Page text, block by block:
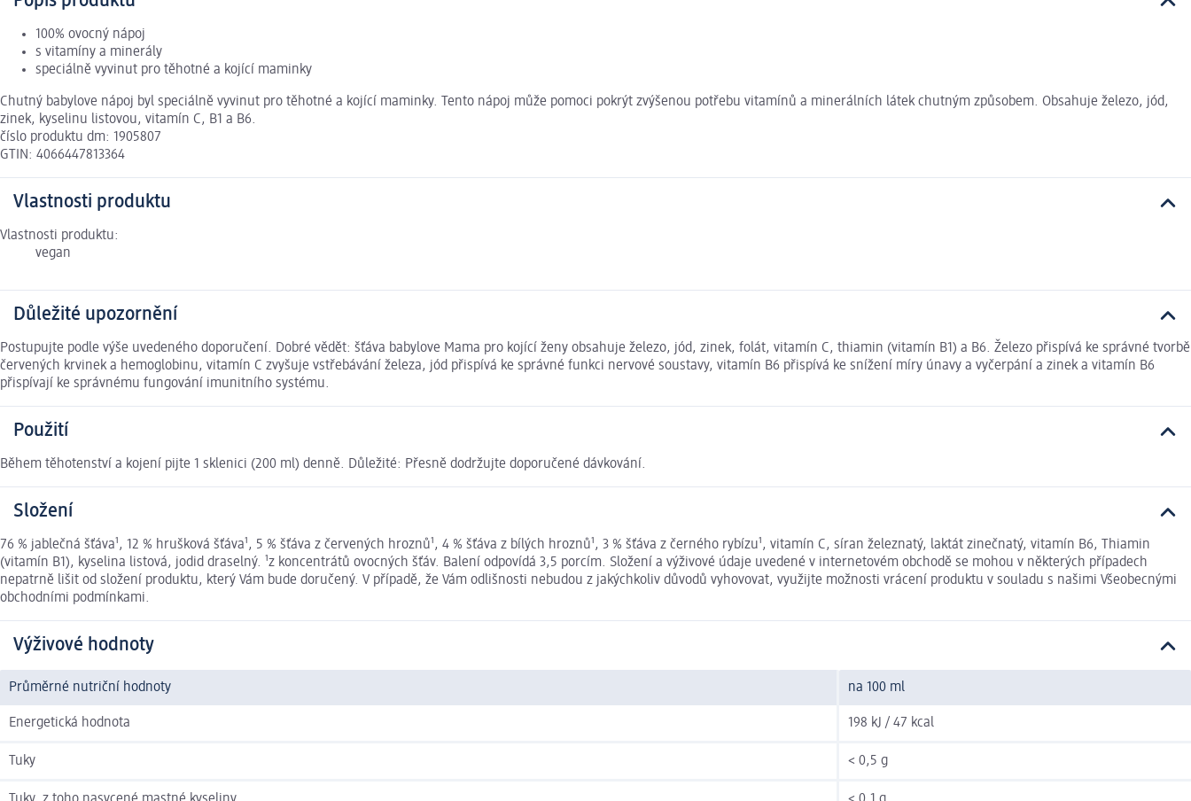
100% ovocný nápoj
s vitamíny a minerály
speciálně vyvinut pro těhotné a kojící maminky
Chutný babylove nápoj byl speciálně vyvinut pro těhotné a kojící maminky. Tento nápoj může pomoci pokrýt zvýšenou potřebu vitamínů a minerálních látek chutným způsobem. Obsahuje železo, jód,
zinek, kyselinu listovou, vitamín C, B1 a B6.
číslo produktu dm: 1905807
GTIN: 4066447813364
Vlastnosti produktu
Vlastnosti produktu:
vegan
Důležité upozornění
Postupujte podle výše uvedeného doporučení. Dobré vědět: šťáva babylove Mama pro kojící ženy obsahuje železo, jód, zinek, folát, vitamín C, thiamin (vitamín B1) a B6. Železo přispívá ke správné tvorbě
červených krvinek a hemoglobinu, vitamín C zvyšuje vstřebávání železa, jód přispívá ke správné funkci nervové soustavy, vitamín B6 přispívá ke snížení míry únavy a vyčerpání a zinek a vitamín B6
přispívají ke správnému fungování imunitního systému.
Použití
Během těhotenství a kojení pijte 1 sklenici (200 ml) denně. Důležité: Přesně dodržujte doporučené dávkování.
Složení
76 % jablečná šťáva¹, 12 % hrušková šťáva¹, 5 % šťáva z červených hroznů¹, 4 % šťáva z bílých hroznů¹, 3 % šťáva z černého rybízu¹, vitamín C, síran železnatý, laktát zinečnatý, vitamín B6, Thiamin
(vitamín B1), kyselina listová, jodid draselný. ¹z koncentrátů ovocných šťáv. Balení odpovídá 3,5 porcím. Složení a výživové údaje uvedené v internetovém obchodě se mohou v některých případech
nepatrně lišit od složení produktu, který Vám bude doručený. V případě, že Vám odlišnosti nebudou z jakýchkoliv důvodů vyhovovat, využijte možnosti vrácení produktu v souladu s našimi Všeobecnými
obchodními podmínkami.
Výživové hodnoty
Průměrné nutriční hodnoty na 100 ml
Energetická hodnota 198 kJ / 47 kcal
Tuky < 0,5 g